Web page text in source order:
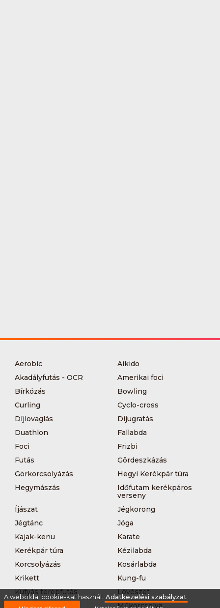
Aerobic
Aikido
Akadályfutás - OCR
Amerikai foci
Bírkózás
Bowling
Curling
Cyclo-cross
Díjlovaglás
Díjugratás
Duathlon
Fallabda
Foci
Frizbi
Futás
Gördeszkázás
Görkorcsolyázás
Hegyi Kerékpár túra
Hegymászás
Időfutam kerékpáros
verseny
Íjászat
Jégkorong
Jégtánc
Jóga
Kajak-kenu
Karate
Kerékpár túra
Kézilabda
Korcsolyázás
Kosárlabda
Krikett
Kung-fu
Kutyás terepfutás
Lövészet
MTB-
Műkorcsolya
A weboldal cookie-kat használ. Adatkezelési szabályzat